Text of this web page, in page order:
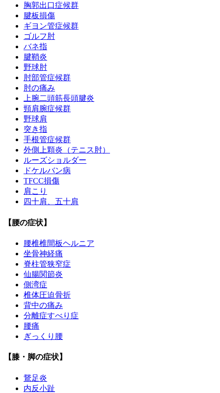
胸郭出口症候群
腱板損傷
ギヨン管症候群
ゴルフ肘
バネ指
腱鞘炎
野球肘
肘部管症候群
肘の痛み
上腕二頭筋長頭腱炎
頸肩腕症候群
野球肩
突き指
手根管症候群
外側上顆炎（テニス肘）
ルーズショルダー
ドケルバン病
TFCC損傷
肩こり
四十肩、五十肩
【腰の症状】
腰椎椎間板ヘルニア
坐骨神経痛
脊柱管狭窄症
仙腸関節炎
側湾症
椎体圧迫骨折
背中の痛み
分離症すべり症
腰痛
ぎっくり腰
【膝・脚の症状】
鵞足炎
内反小趾